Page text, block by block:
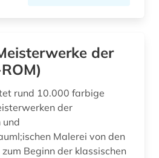
(1)
(1)
britische geschichte (1)
der
rund 10.000 farbige
der
und
Malerei von den
Beginn der klassischen